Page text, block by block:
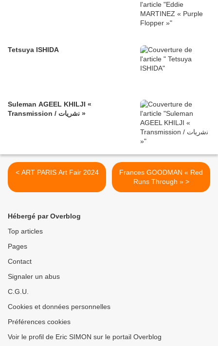
Tetsuya ISHIDA
Suleman AGEEL KHILJI «
Transmission / ﻧﺷرﯾﺎت »
< ART PARIS Art Fair 2024
Frances GOODMAN « Red
Runs Through » >
Hébergé par Overblog
Top articles
Pages
Contact
Signaler un abus
C.G.U.
Cookies et données personnelles
Préférences cookies
Voir le profil de Eric SIMON sur le portail Overblog